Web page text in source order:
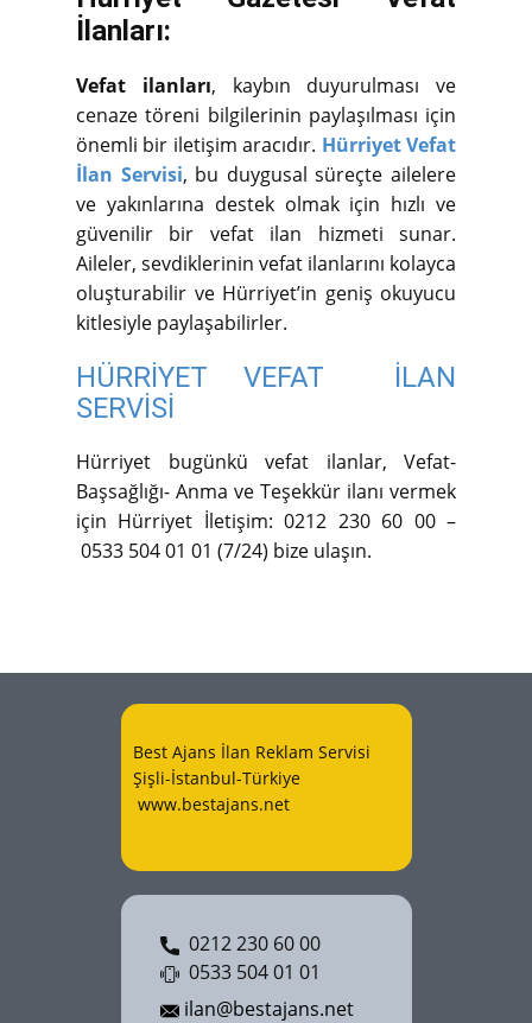
İlanları:
Vefat ilanları, kaybın duyurulması ve
cenaze töreni bilgilerinin paylaşılması için
önemli bir iletişim aracıdır. Hürriyet Vefat
İlan Servisi, bu duygusal süreçte ailelere
ve yakınlarına destek olmak için hızlı ve
güvenilir bir vefat ilan hizmeti sunar.
Aileler, sevdiklerinin vefat ilanlarını kolayca
oluşturabilir ve Hürriyet’in geniş okuyucu
kitlesiyle paylaşabilirler.
HÜRRİYET VEFAT İLAN
SERVİSİ
Hürriyet bugünkü vefat ilanlar, Vefat-
Başsağlığı- Anma ve Teşekkür ilanı vermek
için Hürriyet İletişim: 0212 230 60 00 –
0533 504 01 01 (7/24) bize ulaşın.
Best Ajans İlan Reklam Servisi
Şişli-İstanbul-Türkiye
www.bestajans.net
0212 230 60 00
0533 504 01 01
ilan@bestajans.net